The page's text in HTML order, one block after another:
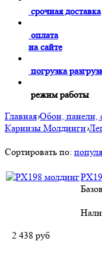
срочная доставка
оплата
на сайте
погрузка
режим работы
Главная›Обои, панели,
Карнизы Молдинги›
Сортировать по:
2 438 руб